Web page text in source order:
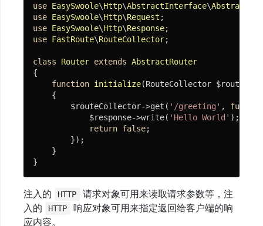
use EasySwoole\Http\AbstractInterface\
use EasySwoole\Http\Request
use EasySwoole\Http\Response
use FastRoute\RouteCollector;
class Router extends AbstractRouter
{
function initialize(RouteCollector
{
        $routeCollector->get(
'/greeting' ,
            $response->write(
'Hello World' );
return false;
        });
    }
}
注入的 HTTP
请求对象可用来读取请求参数等，注
入的
HTTP
响应对象可用来指定返回给客户端的响
应内容。